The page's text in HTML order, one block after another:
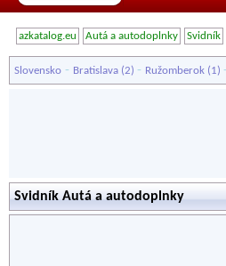
azkatalog.eu Autá a autodoplnky Svidník
Slovensko - Bratislava (2) - Ružomberok (1) -
Svidník Autá a autodoplnky